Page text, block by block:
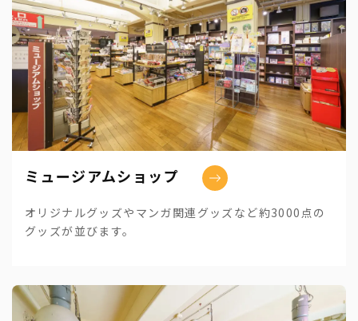
ミュージアムショップ
オリジナルグッズやマンガ関連グッズなど約3000点の
グッズが並びます。